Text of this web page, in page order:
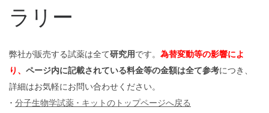
ラリー
弊社が販売する試薬は全て研究用です。 為替変動等の影響によ
り、 ページ内に記載されている料金等の金額は全て参考につき、
詳細はお気軽にお問い合わせください。
･ 分子生物学試薬 ･ キットのトップページへ戻る